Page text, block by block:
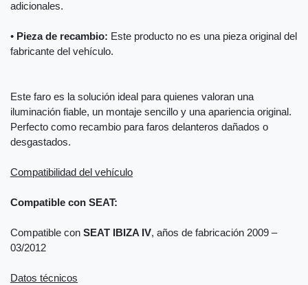
adicionales.
• Pieza de recambio: Este producto no es una pieza original del
fabricante del vehículo.
Este faro es la solución ideal para quienes valoran una
iluminación fiable, un montaje sencillo y una apariencia original.
Perfecto como recambio para faros delanteros dañados o
desgastados.
Compatibilidad del vehículo
Compatible con SEAT:
Compatible con SEAT IBIZA IV, años de fabricación 2009 –
03/2012
Datos técnicos